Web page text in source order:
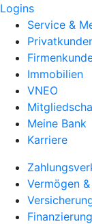
Logins
Service &
Immobilien
VNEO
Meine Bank
Karriere
Vermögen
Finanzierung